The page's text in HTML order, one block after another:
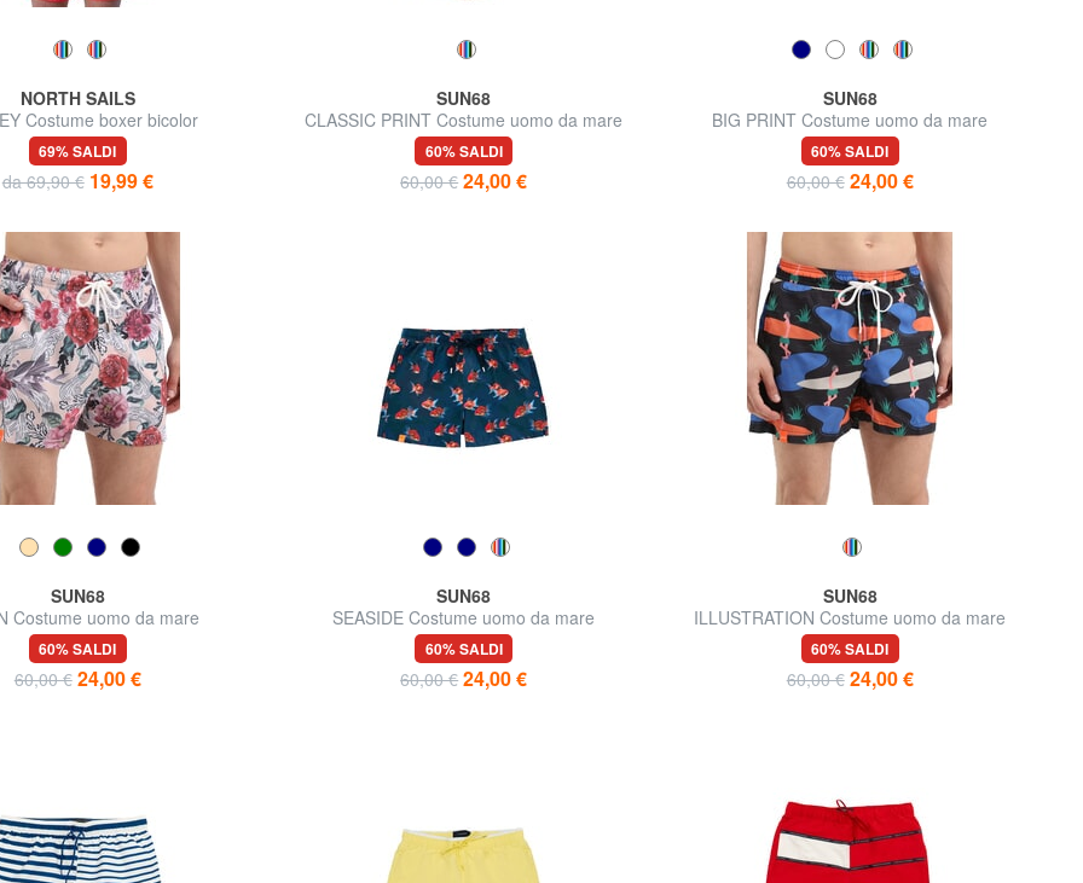
NORTH SAILS
Costume boxer bicolor
69% SALDI
da 69,90 € 19,99 €
SUN68
CLASSIC PRINT Costume uomo da mare
60% SALDI
60,00 € 24,00 €
SUN68
BIG PRINT Costume uomo da mare
60% SALDI
60,00 € 24,00 €
SUN68
Costume uomo da mare
60% SALDI
60,00 € 24,00 €
SUN68
SEASIDE Costume uomo da mare
60% SALDI
60,00 € 24,00 €
SUN68
ILLUSTRATION Costume uomo da mare
60% SALDI
60,00 € 24,00 €